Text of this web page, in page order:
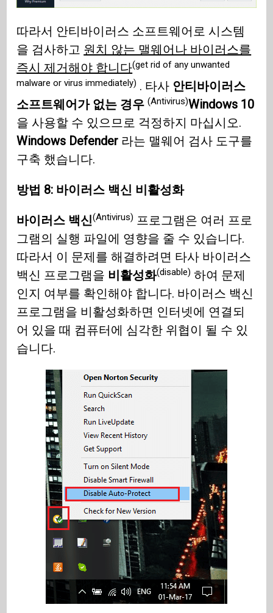
따라서 안티바이러스 소프트웨어로 시스템
을 검사하고 원치 않는 맬웨어나 바이러스를
즉시 제거해야 합니다(get rid of any unwanted
malware or virus immediately) . 타사 안티바이러스
소프트웨어가 없는 경우(Antivirus)Windows 10
을 사용할 수 있으므로 걱정하지 마십시오.
Windows Defender 라는 맬웨어 검사 도구를
구축 했습니다.
방법 8: 바이러스 백신 비활성화
바이러스 백신(Antivirus) 프로그램은 여러 프로
그램의 실행 파일에 영향을 줄 수 있습니다.
따라서 이 문제를 해결하려면 타사 바이러스
백신 프로그램을 비활성화(disable) 하여 문제
인지 여부를 확인해야 합니다. 바이러스 백신
프로그램을 비활성화하면 인터넷에 연결되
어 있을 때 컴퓨터에 심각한 위협이 될 수 있
습니다.